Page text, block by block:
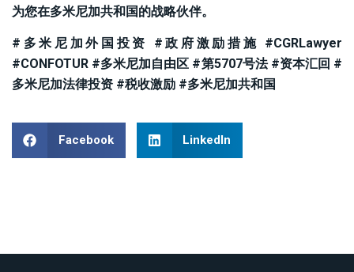
为您在多米尼加共和国的战略伙伴。
#多米尼加外国投资 #政府激励措施 #CGRLawyer
#CONFOTUR #多米尼加自由区 #第5707号法 #资本汇回 #
多米尼加法律投资 #税收激励 #多米尼加共和国
Facebook LinkedIn